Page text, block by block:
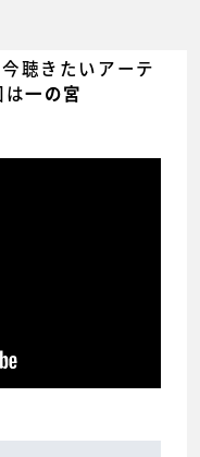
聴きたいアーテ
は一の宮